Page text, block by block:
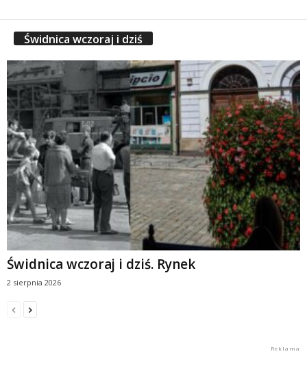
Świdnica wczoraj i dziś
Świdnica wczoraj i dziś. Rynek
2 sierpnia 2026